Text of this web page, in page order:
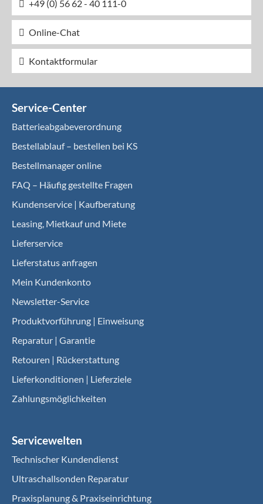
+49 (0) 56 62 - 40 111-0
Online-Chat
Kontaktformular
Service-Center
Batterieabgabeverordnung
Bestellablauf – bestellen bei KS
Bestellmanager online
FAQ – Häufig gestellte Fragen
Kundenservice | Kaufberatung
Leasing, Mietkauf und Miete
Lieferservice
Lieferstatus anfragen
Mein Kundenkonto
Newsletter-Service
Produktvorführung | Einweisung
Reparatur | Garantie
Retouren | Rückerstattung
Lieferkonditionen | Lieferziele
Zahlungsmöglichkeiten
Servicewelten
Technischer Kundendienst
Ultraschallsonden Reparatur
Praxisplanung & Praxiseinrichtung